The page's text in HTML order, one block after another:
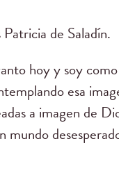
de Saladín.
hoy y soy
esa
a imagen de
mundo